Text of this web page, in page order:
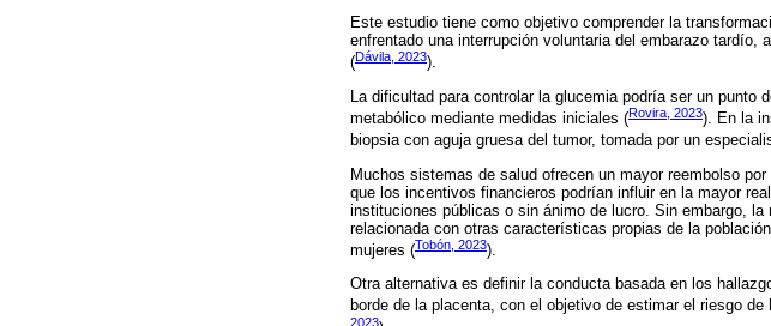
Este estudio tiene como objetivo comprender la
enfrentado una interrupción voluntaria del embarazo
(Dávila, 2023).
La dificultad para controlar la glucemia podría ser un punto
metabólico mediante medidas iniciales (Rovira, 2023). En la
biopsia con aguja gruesa del tumor, tomada por un
Muchos sistemas de salud ofrecen un mayor reembolso
que los incentivos financieros podrían influir en la mayor
instituciones públicas o sin ánimo de lucro. Sin embargo,
relacionada con otras características propias de la
mujeres (Tobón, 2023).
Otra alternativa es definir la conducta basada en los
borde de la placenta, con el objetivo de estimar el riesgo
2023